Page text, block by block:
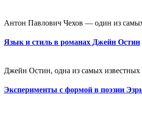
Антон Павлович Чехов — один из
Язык и стиль в романах Джейн Остин
Джейн Остин, одна из самых известных
Эксперименты с формой в поэзии